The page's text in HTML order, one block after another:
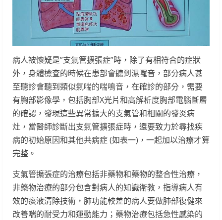
病人被懷疑是”支氣管擴張症”時，除了有相符合的症狀
外，身體檢查的時候在患部會聽到濕囉音，部分病人甚
至聽診會聽到類似氣喘的喘鳴音，在確診的部分，需要
有胸部影像學，包括胸部X光片和高解析度胸部電腦斷層
的確認，發現這些異常擴大的支氣管和相關的發炎病
灶，當醫師診斷出支氣管擴張症時，還要致力於尋找疾
病的初始原因和其他共病症 (如表一)，一起加以治療才算
完整。
支氣管擴張症的治療包括非藥物和藥物的整合性治療，
非藥物治療的部分包含對病人的知識衛教，指導病人有
效的痰液清除技術，肺功能較差的病人要做肺部復健來
改善喘的耐受力和運動能力；藥物治療包括急性感染的